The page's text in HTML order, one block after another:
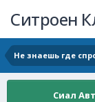
Ситроен
Не знаешь где
Сиал